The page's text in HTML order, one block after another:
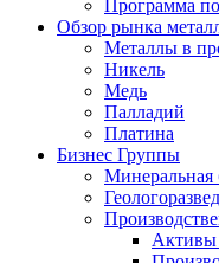
Программа
Обзор рынка
Металлы в
Никель
Медь
Палладий
Платина
Бизнес Группы
Минеральная
Активы